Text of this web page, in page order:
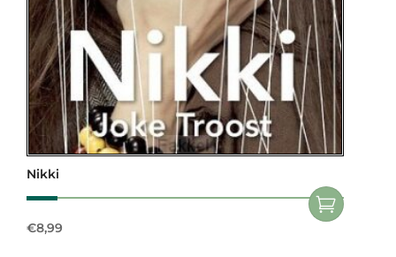
Nikki
€8,99